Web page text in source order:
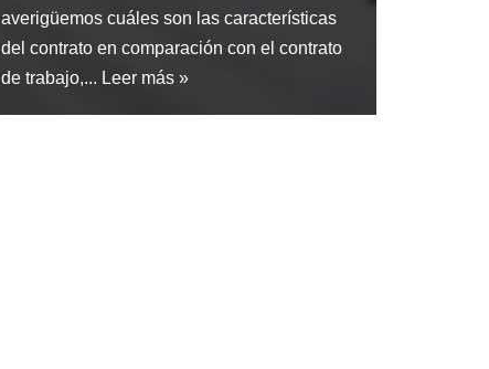
averigüemos cuáles son las características
del contrato en comparación con el contrato
de trabajo,... Leer más »